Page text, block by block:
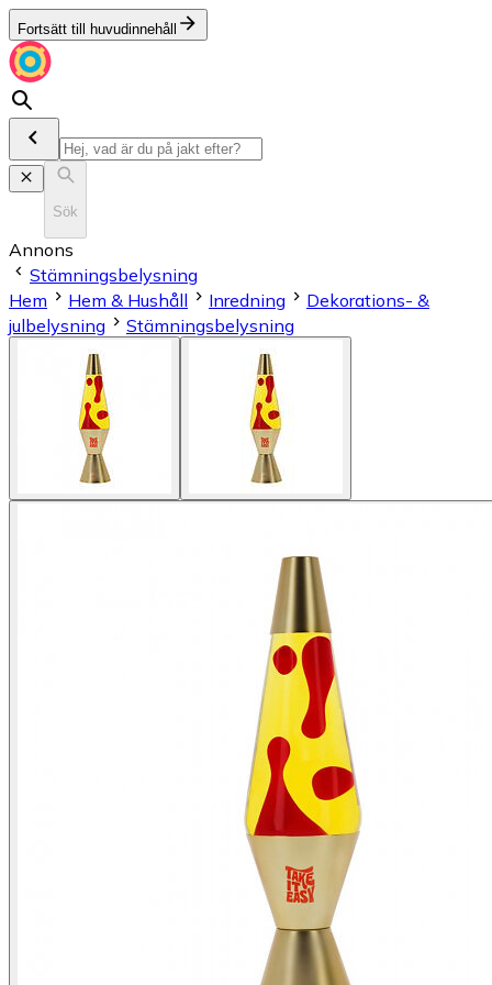
Fortsätt till huvudinnehåll
Sök
Annons
Stämningsbelysning
Hem
Hem & Hushåll Inredning
Dekorations- &
julbelysning
Stämningsbelysning